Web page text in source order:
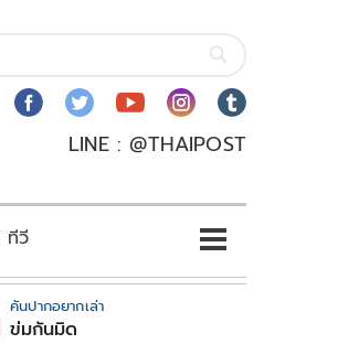
LINE : @THAIPOST
ทีวี
คันปากอยากเล่า
ข่มกันมิด